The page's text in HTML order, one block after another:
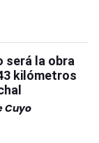
será la obra
kilómetros
Cuyo